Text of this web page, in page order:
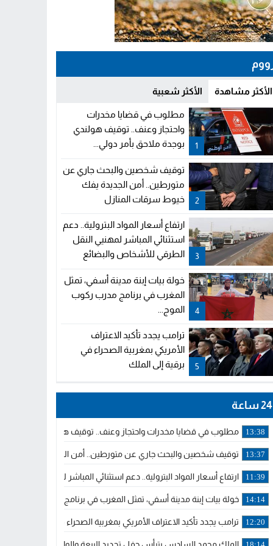
الأكثر مشاهدة الأكثر شعبية
1
مطلوب في قضايا مخدرات
واحتجاز وعنف.. توقيف هولندي
بوجدة ملاحق بأمر دولي...
2
توقيف شخصين والبحث جاري عن
متورطين.. أمن الجديدة يفك
خيوط سرقات المنازل
3
ارتفاع أسعار المواد البترولية.. دعم
استثنائي المباشر لمهنيي النقل
الطرقي للأشخاص والبضائع
4
خولة بيات إبنة مدينة أسفي، تمثل
المغرب في برنامج مدرب ركوب
الموج...
5
ترامب يجدد تأكيد الاعتراف
الأمريكي بمغربية الصحراء في
برقية إلى الملك
24 ساعة
13:38 مطلوب في قضايا مخدرات واحتجاز وعنف.. توقيف هولندي بوجدة ملاحق
13:37 توقيف شخصين والبحث جاري عن متورطين.. أمن الجديدة يفك خيوط
11:39 ارتفاع أسعار المواد البترولية.. دعم استثنائي المباشر لمهنيي النقل
14:14 خولة بيات إبنة مدينة أسفي، تمثل المغرب في برنامج مدرب ركوب
12:20 ترامب يجدد تأكيد الاعتراف الأمريكي بمغربية الصحراء في برقية إلى الملك
الملك محمد السادس يترأس حفل تجديد البيعة والولاء في قصر